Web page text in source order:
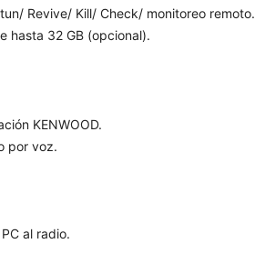
Revive/ Kill/ Check/ monitoreo remoto.
hasta 32 GB (opcional).
KENWOOD.
por voz.
al radio.